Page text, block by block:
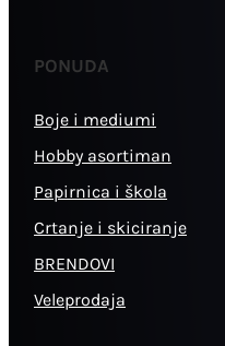
PONUDA
Boje i mediumi
Hobby asortiman
Papirnica i škola
Crtanje i skiciranje
BRENDOVI
Veleprodaja